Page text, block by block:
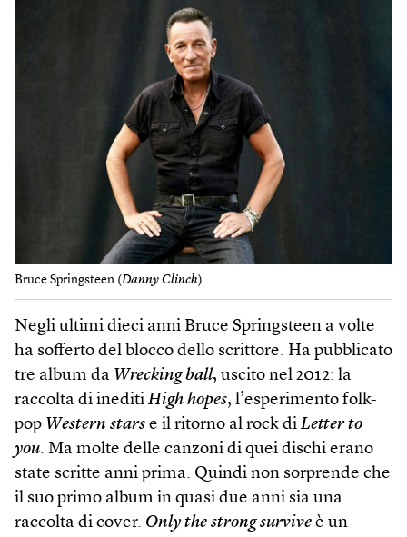
Bruce Springsteen (Danny Clinch)
Negli ultimi dieci anni Bruce Springsteen a volte
ha sofferto del blocco dello scrittore. Ha pubblicato
tre album da Wrecking ball, uscito nel 2012: la
raccolta di inediti High hopes, l’esperimento folk-
pop Western stars e il ritorno al rock di Letter to
you. Ma molte delle canzoni di quei dischi erano
state scritte anni prima. Quindi non sorprende che
il suo primo album in quasi due anni sia una
raccolta di cover. Only the strong survive è un